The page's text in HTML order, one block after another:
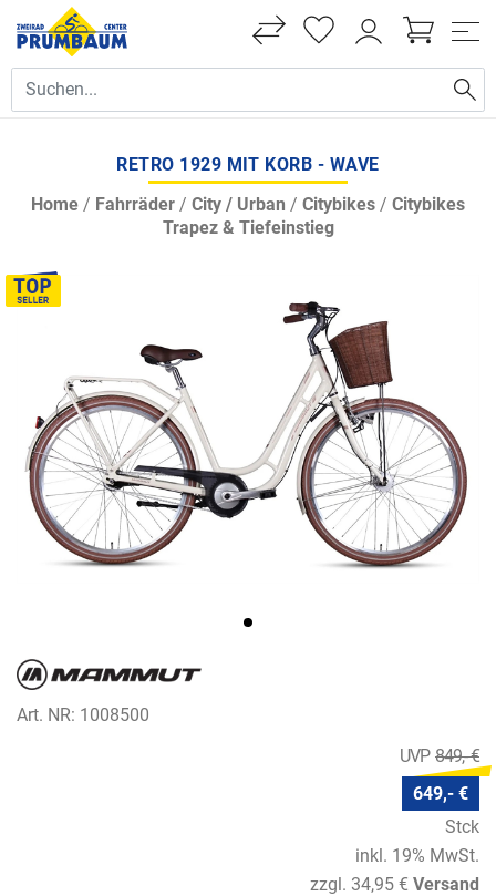
RETRO 1929 MIT KORB - WAVE
Home / Fahrräder / City / Urban / Citybikes / Citybikes
Trapez & Tiefeinstieg
Art. NR: 1008500
849,- €
649,- €
Stck
inkl. 19% MwSt.
zzgl. 34,95 € Versand